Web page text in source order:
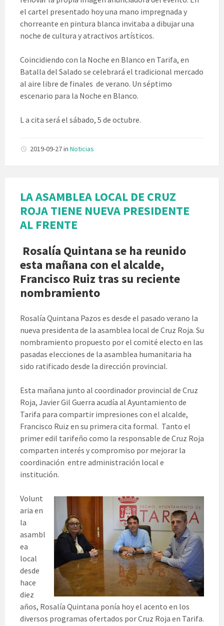
el cartel presentado hoy una mano impregnada y
chorreante en pintura blanca invitaba a dibujar una
noche de cultura y atractivos artísticos.
Coincidiendo con la Noche en Blanco en Tarifa, en
Batalla del Salado se celebrará el tradicional mercado
al aire libre de finales de verano. Un séptimo
escenario para la Noche en Blanco.
L a cita será el sábado, 5 de octubre.
2019-09-27in Noticias
LA ASAMBLEA LOCAL DE CRUZ
ROJA TIENE NUEVA PRESIDENTE
AL FRENTE
Rosalía Quintana se ha reunido
esta mañana con el alcalde,
Francisco Ruiz tras su reciente
nombramiento
Rosalía Quintana Pazos es desde el pasado verano la
nueva presidenta de la asamblea local de Cruz Roja. Su
nombramiento propuesto por el comité electo en las
pasadas elecciones de la asamblea humanitaria ha
sido ratificado desde la dirección provincial.
Esta mañana junto al coordinador provincial de Cruz
Roja, Javier Gil Guerra acudía al Ayuntamiento de
Tarifa para compartir impresiones con el alcalde,
Francisco Ruiz en su primera cita formal. Tanto el
primer edil tarifeño como la responsable de Cruz Roja
comparten interés y compromiso por mejorar la
coordinación entre administración local e
institución.
Volunt
aria en
la
asambl
ea
local
desde
hace
diez
años, Rosalía Quintana ponía hoy el acento en los
diversos programas ofertados por Cruz Roja en Tarifa.